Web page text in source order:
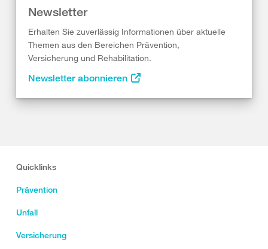
Newsletter
Erhalten Sie zuverlässig Informationen über aktuelle
Themen aus den Bereichen Prävention,
Versicherung und Rehabilitation.
Newsletter abonnieren
Quicklinks
Prävention
Unfall
Versicherung